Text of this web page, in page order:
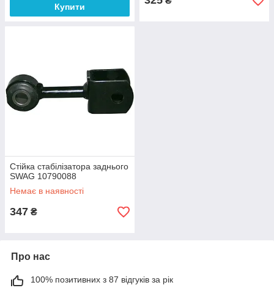
Купити
Стійка стабілізатора заднього
SWAG 10790088
Немає в наявності
347 ₴
Про нас
100% позитивних з 87 відгуків за рік